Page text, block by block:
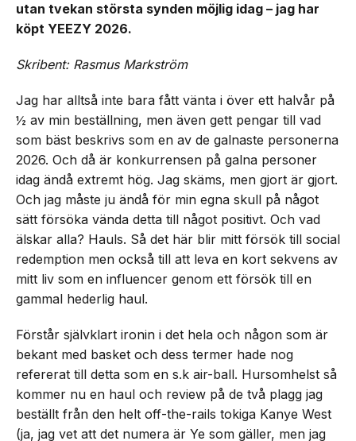
utan tvekan största synden möjlig idag – jag har
köpt YEEZY 2026.
Skribent: Rasmus Markström
Jag har alltså inte bara fått vänta i över ett halvår på
½ av min beställning, men även gett pengar till vad
som bäst beskrivs som en av de galnaste personerna
2026. Och då är konkurrensen på galna personer
idag ändå extremt hög. Jag skäms, men gjort är gjort.
Och jag måste ju ändå för min egna skull på något
sätt försöka vända detta till något positivt. Och vad
älskar alla? Hauls. Så det här blir mitt försök till social
redemption men också till att leva en kort sekvens av
mitt liv som en influencer genom ett försök till en
gammal hederlig haul.
Förstår självklart ironin i det hela och någon som är
bekant med basket och dess termer hade nog
refererat till detta som en s.k air-ball. Hursomhelst så
kommer nu en haul och review på de två plagg jag
beställt från den helt off-the-rails tokiga Kanye West
(ja, jag vet att det numera är Ye som gäller, men jag